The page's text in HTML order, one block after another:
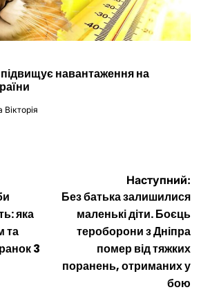
навантаження на
яка
та
3
Наступний:
Без батька залишилися
маленькі діти. Боєць
тероборони з Дніпра
помер від тяжких
поранень, отриманих у
бою